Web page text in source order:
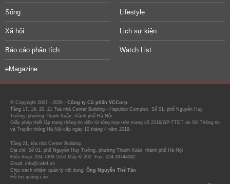
Sống Lifestyle
Xã hội Lịch sự kiện
Báo cáo phân tích Watch List
eMagazine
© Copyright 2007 - 2026 - Công ty Cổ phần VCCorp.
Tầng 17, 19, 20, 21 Toà nhà Center Building - Hapulico Complex, Số 01, phố Nguyễn Huy
Tưởng, phường Thanh Xuân, thành phố Hà Nội
Giấy phép thiết lập trang thông tin điện tử tổng hợp trên mạng số 2216/GP-TTĐT do Sở Thông tin
và Truyền thông Hà Nội cấp ngày 10 tháng 4 năm 2019.
Tầng 21, tòa nhà Center Building.
Địa chỉ: Số 01, phố Nguyễn Huy Tưởng, phường Thanh Xuân, thành phố Hà Nội
Điện thoại: 024 7309 5555 Máy lẻ 292. Fax: 024-39744082
Email: info@cafef.vn
Chịu trách nhiệm quản lý nội dung: Ông Nguyễn Thế Tân
Hỗ trợ quảng cáo :